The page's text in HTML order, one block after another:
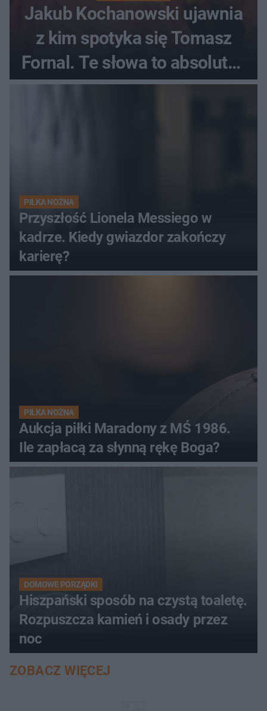
Jakub Kochanowski ujawnia
z kim spotyka się Tomasz
Fornal. Te słowa to absolutny
hit
PIŁKA NOŻNA
Przyszłość Lionela Messiego w
kadrze. Kiedy gwiazdor zakończy
karierę?
PIŁKA NOŻNA
Aukcja piłki Maradony z MŚ 1986.
Ile zapłacą za słynną rękę Boga?
DOMOWE PORZĄDKI
Hiszpański sposób na czystą toaletę.
Rozpuszcza kamień i osady przez
noc
ZOBACZ WIĘCEJ